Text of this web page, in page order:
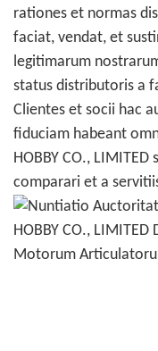
rationes et normas
faciat, vendat, et
legitimarum
status distributoris a
Clientes et socii hac
fiduciam habeant
HOBBY CO.,
comparari et a